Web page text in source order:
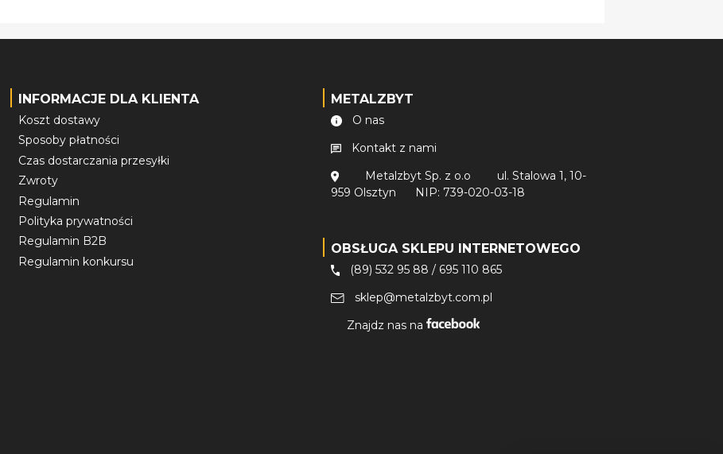
INFORMACJE DLA KLIENTA
Koszt dostawy
Sposoby płatności
Czas dostarczania przesyłki
Zwroty
Regulamin
Polityka prywatności
Regulamin B2B
Regulamin konkursu
METALZBYT
O nas
Kontakt z nami
Metalzbyt Sp. z o.o
ul. Stalowa 1, 10-
959 Olsztyn
NIP: 739-020-03-18
OBSŁUGA SKLEPU INTERNETOWEGO
(89) 532 95 88 / 695 110 865
sklep@metalzbyt.com.pl
Znajdz nas na